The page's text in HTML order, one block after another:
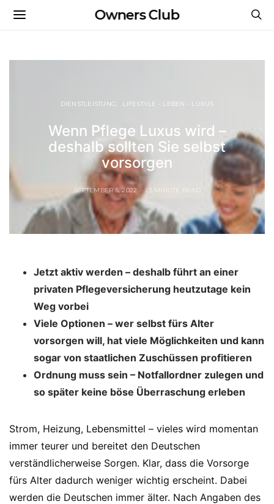
Owners Club
DIENSTLEISTUNG LIFESTYLE - LEBEN - LUXUS
Wenn Pflege Luxus wird –
deshalb sollten Sie selbst
vorsorgen
SEPTEMBER 5, 2022 3 MINUTE READ
Jetzt aktiv werden – deshalb führt an einer
privaten Pflegeversicherung heutzutage kein
Weg vorbei
Viele Optionen – wer selbst fürs Alter
vorsorgen will, hat viele Möglichkeiten und kann
sogar von staatlichen Zuschüssen profitieren
Ordnung muss sein – Notfallordner zulegen und
so später keine böse Überraschung erleben
Strom, Heizung, Lebensmittel – vieles wird momentan
immer teurer und bereitet den Deutschen
verständlicherweise Sorgen. Klar, dass die Vorsorge
fürs Alter dadurch weniger wichtig erscheint. Dabei
werden die Deutschen immer älter. Nach Angaben des